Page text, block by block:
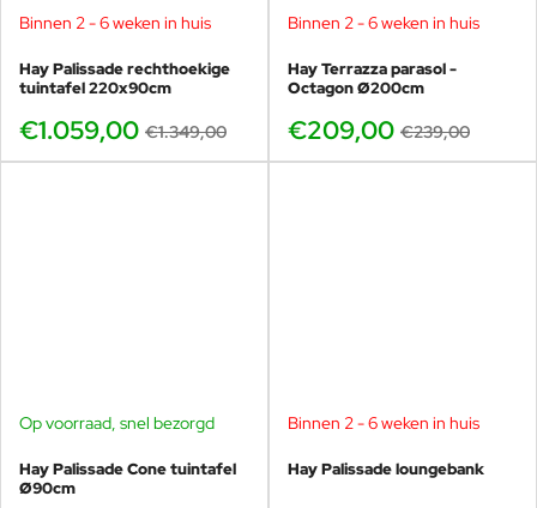
-21%
Binnen 2 - 6 weken in huis
Hay Palissade rechthoekige
tuintafel 220x90cm
€1.059,00 €1.349,00
-13%
Binnen 2 - 6 weken in huis
Hay Terrazza parasol -
Octagon Ø200cm
€209,00 €239,00
-17%
Op voorraad, snel bezorgd
Hay Palissade Cone tuintafel
Ø90cm
-19%
Binnen 2 - 6 weken in huis
Hay Palissade loungebank